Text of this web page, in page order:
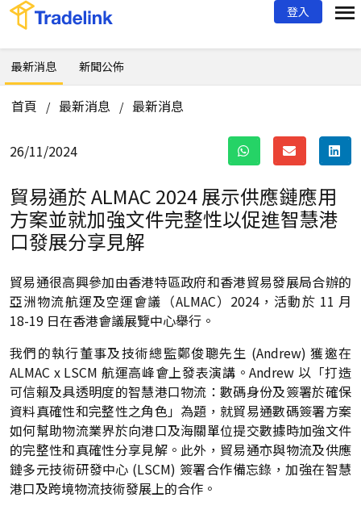
登入
最新消息 新聞公佈
首頁 / 最新消息 / 最新消息
26/11/2024
貿易通於 ALMAC 2024 展示供應鏈應用
方案並就加強文件完整性以促進智慧港
口發展分享見解
貿易通很高興參加由香港特區政府和香港貿易發展局合辦的
亞洲物流航運及空運會議（ALMAC）2024，活動於 11 月
18-19 日在香港會議展覽中心舉行。
我們的執行董事及技術總監鄭俊聰先生 (Andrew) 獲邀在
ALMAC x LSCM 航運高峰會上發表演講。Andrew 以「打造
可信賴及具透明度的智慧港口物流：數碼身份及簽署於確保
資料真確性和完整性之角色」為題，就貿易通數碼簽署方案
如何幫助物流業界於向港口及海關單位提交數據時加強文件
的完整性和真確性分享見解。此外，貿易通亦與物流及供應
鏈多元技術研發中心 (LSCM) 簽署合作備忘錄，加強在智慧
港口及跨境物流技術發展上的合作。